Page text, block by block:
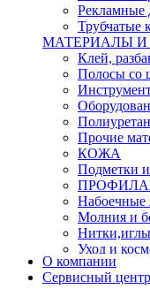
Трубчатые
МАТЕРИАЛЫ И
Клей,
Полосы со
Прочие
КОЖА
Подметки
Набоечные
Молния и
Уход и
Кнопки
Пряжки для
О компании
Сервисный центр